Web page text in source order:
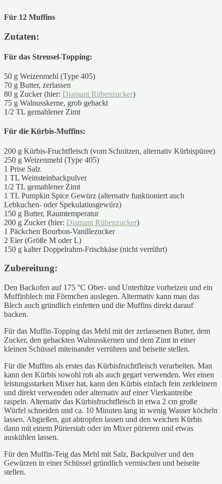
Für 12 Muffins
Zutaten:
Für das Streusel-Topping:
50 g Weizenmehl (Type 405)
70 g Butter, zerlassen
80 g Zucker (hier: Diamant Rübenzucker)
75 g Walnusskerne, grob gehackt
1/2 TL gemahlener Zimt
Für die Kürbis-Muffins:
200 g Kürbis-Fruchtfleisch (vom Schnitzen, alternativ Kürbispüree)
250 g Weizenmehl (Type 405)
1 Prise Salz
1 TL Weinsteinbackpulver
1/2 TL gemahlener Zimt
1 TL Pumpkin Spice Gewürz (alternativ funktioniert auch
Lebkuchen- oder Spekulatiusgewürz)
150 g Butter, Raumtemperatur
200 g Zucker (hier: Diamant Rübenzucker)
1 Päckchen Bourbon-Vanillezucker
2 Eier (Größe M oder L)
150 g kalter Doppelrahm-Frischkäse (nicht verrührt)
Zubereitung:
Den Backofen auf 175 °C Ober- und Unterhitze vorheizen und ein
Muffinblech mit Förmchen auslegen. Altermativ kann man das
Blech auch gründlich einfetten und die Muffins direkt darauf
backen.
Für das Muffin-Topping das Mehl mit der zerlassenen Butter, dem
Zucker, den gehackten Walnusskernen und dem Zimt in einer
kleinen Schüssel miteinander verrühren und beiseite stellen.
Für die Muffins als erstes das Kürbisfruchtfleisch verarbeiten. Man
kann den Kürbis sowohl roh als auch gegart verwenden. Wer einen
leistungsstarken Mixer hat, kann den Kürbis einfach fein zerkleinern
und direkt verwenden oder alternativ auf einer Vierkantreibe
raspeln. Alternativ das Kürbisfruchtfleisch in etwa 2 cm große
Würfel schneiden und ca. 10 Minuten lang in wenig Wasser köcheln
lassen. Abgießen, gut abtropfen lassen und den weichen Kürbis
dann mit einem Pürierstab oder im Mixer pürieren und etwas
auskühlen lassen.
Für den Muffin-Teig das Mehl mit Salz, Backpulver und den
Gewürzen in einer Schüssel gründlich vermischen und beiseite
stellen.